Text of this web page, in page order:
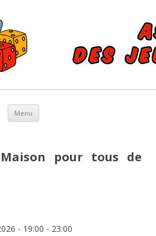
de Jeux
et de Tables à
et Saint-Louis
et de tables
Menu Aller au contenu principal
pour tous de
- 19:00 - 23:00